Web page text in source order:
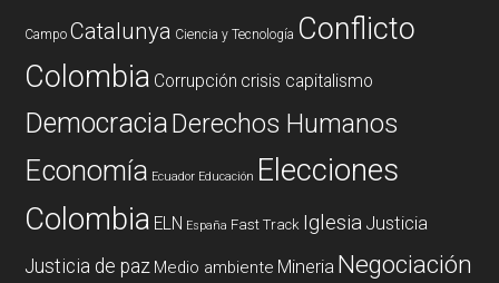
Campo Catalunya Ciencia y Tecnología Conflicto
Colombia Corrupción crisis capitalismo
DemocraciaDerechos Humanos
Economía Ecuador Educación Elecciones
Colombia ELN España Fast Track Iglesia Justicia
Justicia de paz Medio ambiente Mineria Negociación